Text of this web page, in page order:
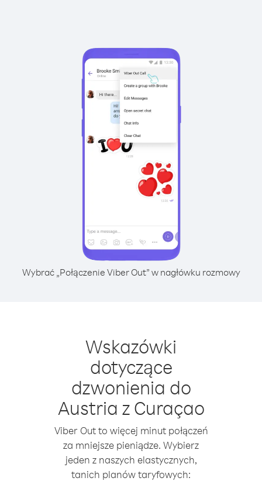
Wybrać „Połączenie Viber Out” w nagłówku rozmowy
Wskazówki
dotyczące
dzwonienia do
Austria z Curaçao
Viber Out to więcej minut połączeń
za mniejsze pieniądze. Wybierz
jeden z naszych elastycznych,
tanich planów taryfowych: